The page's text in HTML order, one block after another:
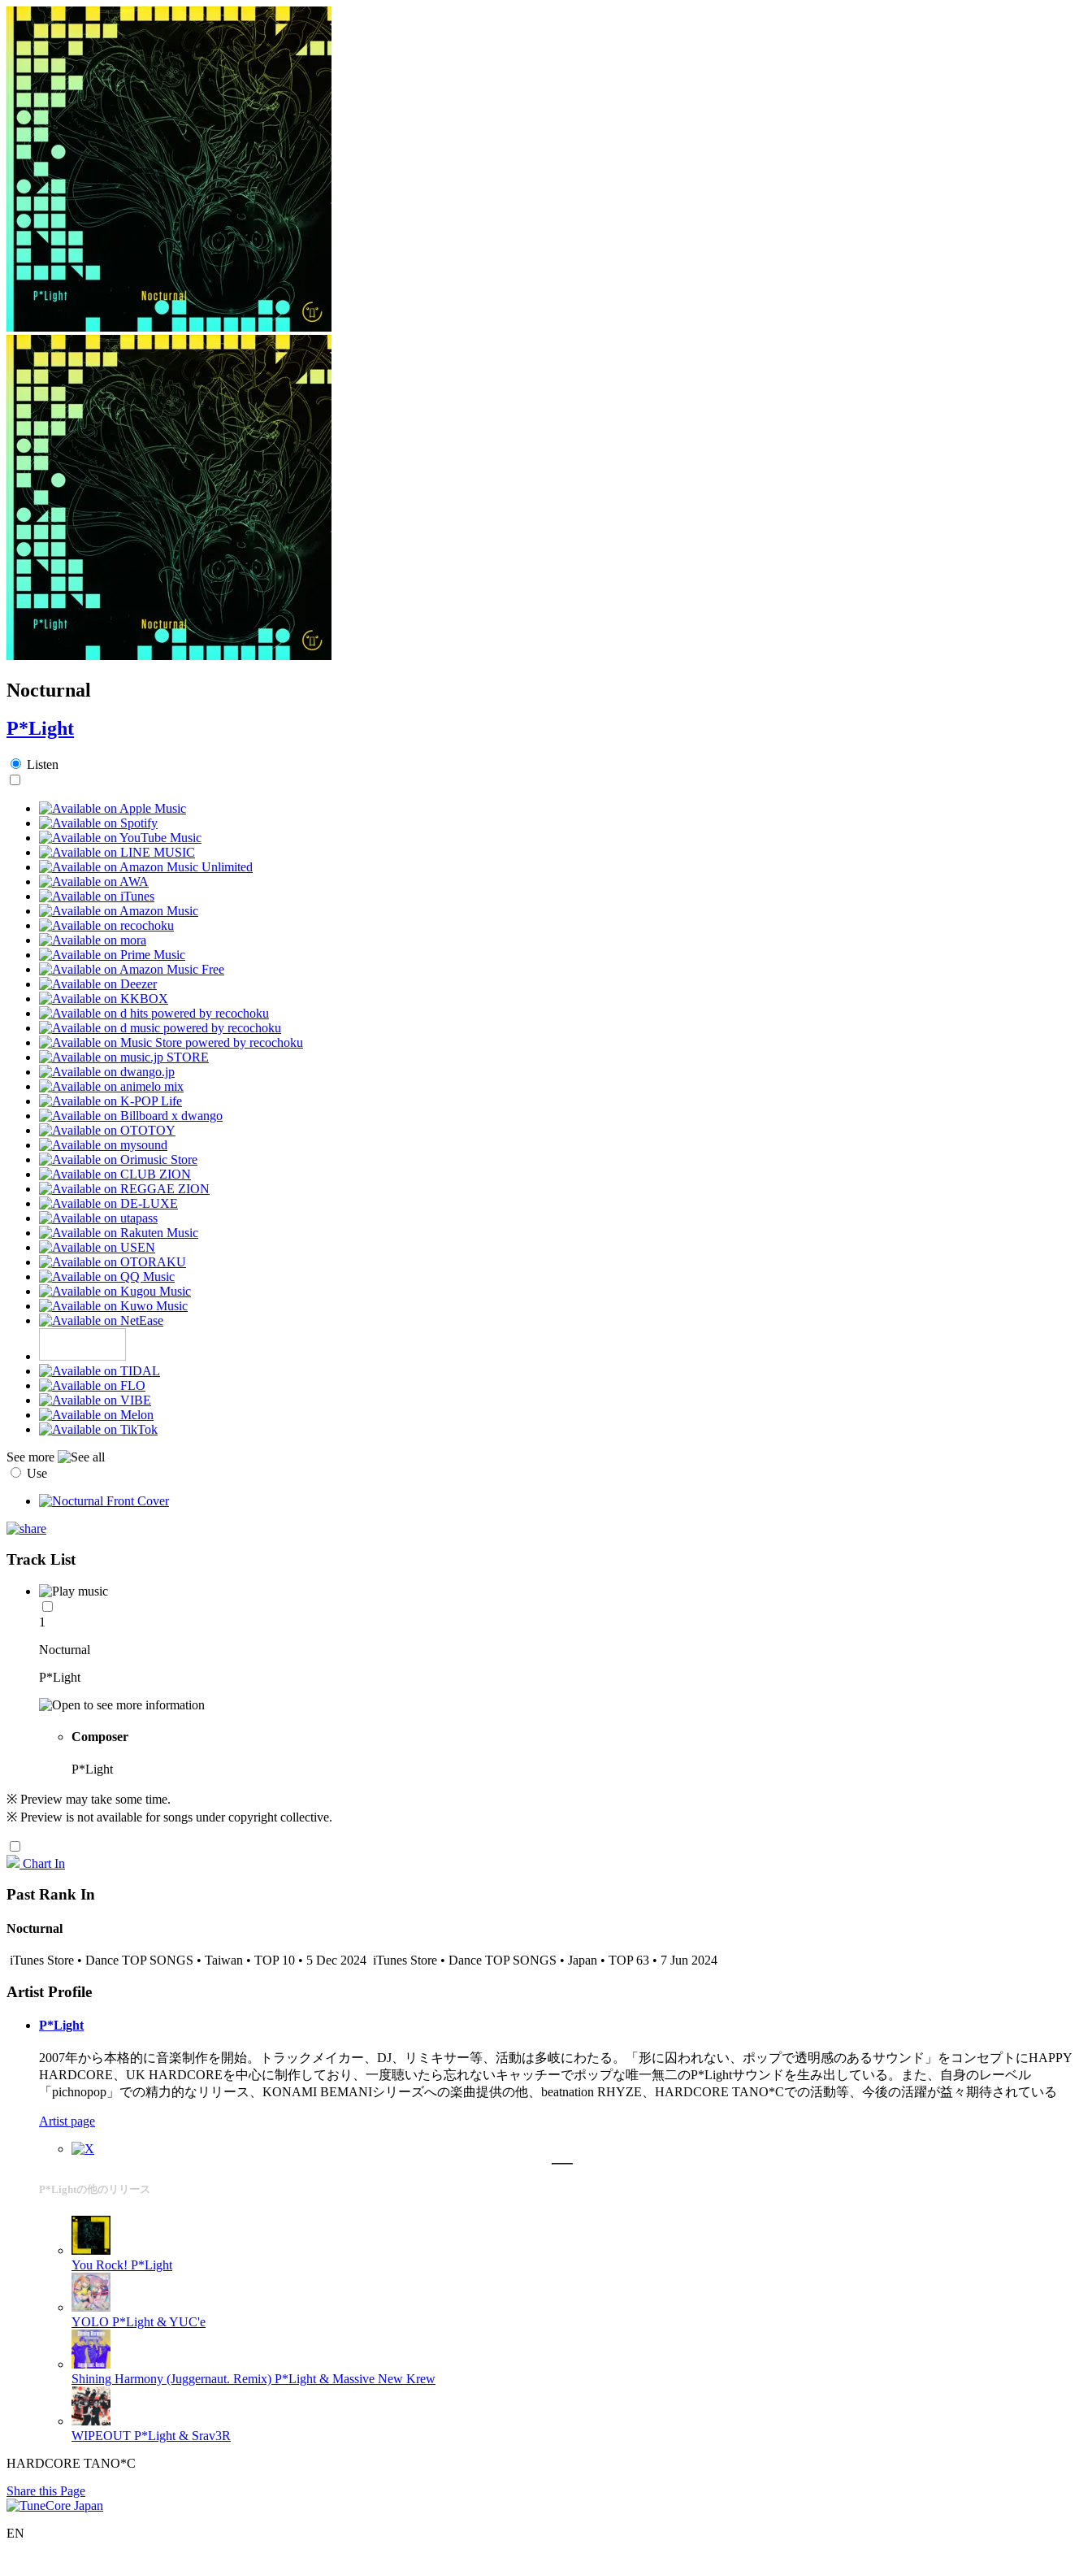
Nocturnal
P*Light
Listen
See more
Use
Track List
1
Nocturnal
P*Light
Composer
P*Light
※ Preview may take some time.
※ Preview is not available for songs under copyright collective.
Chart In
Past Rank In
Nocturnal
iTunes Store • Dance TOP SONGS • Taiwan • TOP 10 • 5 Dec 2024 iTunes Store • Dance TOP SONGS • Japan • TOP 63 • 7 Jun 2024
Artist Profile
P*Light
2007年から本格的に音楽制作を開始。トラックメイカー、DJ、リミキサー等、活動は多岐にわたる。「形に囚われない、ポップで透明感のあるサウンド」をコンセプトにHAPPY
HARDCORE、UK HARDCOREを中心に制作しており、一度聴いたら忘れないキャッチーでポップな唯一無二のP*Lightサウンドを生み出している。また、自身のレーベル
「pichnopop」での精力的なリリース、KONAMI BEMANIシリーズへの楽曲提供の他、beatnation RHYZE、HARDCORE TANO*Cでの活動等、今後の活躍が益々期待されている
Artist page
P*Lightの他のリリース
You Rock! P*Light
YOLO P*Light & YUC'e
Shining Harmony (Juggernaut. Remix) P*Light & Massive New Krew
WIPEOUT P*Light & Srav3R
HARDCORE TANO*C
Share this Page
EN